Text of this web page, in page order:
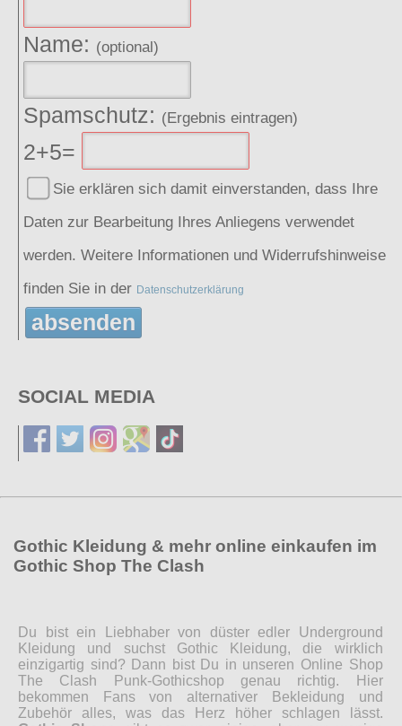
Name: (optional)
Spamschutz: (Ergebnis eintragen)
2+5=
Sie erklären sich damit einverstanden, dass Ihre
Daten zur Bearbeitung Ihres Anliegens verwendet
werden. Weitere Informationen und Widerrufshinweise
finden Sie in der Datenschutzerklärung
absenden
SOCIAL MEDIA
Gothic Kleidung & mehr online einkaufen im
Gothic Shop The Clash
Du bist ein Liebhaber von düster edler Underground
Kleidung und suchst Gothic Kleidung, die wirklich
einzigartig sind? Dann bist Du in unseren Online Shop
The Clash Punk-Gothicshop genau richtig. Hier
bekommen Fans von alternativer Bekleidung und
Zubehör alles, was das Herz höher schlagen lässt.